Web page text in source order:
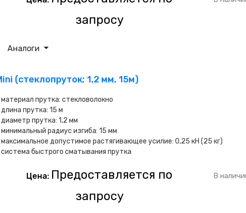
запросу
Аналоги
(стеклопруток; 1,2 мм, 15м)
материал прутка: стекловолокно
длина прутка: 15 м
диаметр прутка: 1,2 мм
минимальный радиус изгиба: 15 мм
максимальное допустимое растягивающее усилие: 0,25 кН (25 кг)
система быстрого сматывания прутка
Цена: Предоставляется по
запросу
В